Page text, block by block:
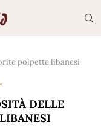
polpette libanesi
DELLE